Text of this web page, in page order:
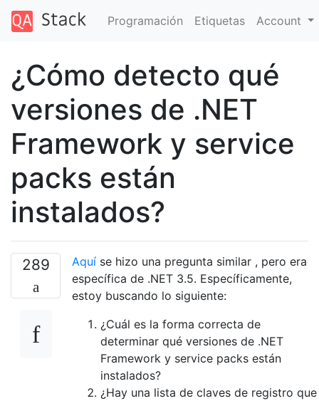
Programación Etiquetas Account
¿Cómo detecto qué
versiones de .NET
Framework y service
packs están
instalados?
289 Aquí se hizo una pregunta similar , pero era
específica de .NET 3.5. Específicamente,
estoy buscando lo siguiente:
¿Cuál es la forma correcta de
determinar qué versiones de .NET
Framework y service packs están
instalados?
¿Hay una lista de claves de registro que